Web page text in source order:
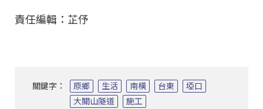
責任編輯：芷伃
關鍵字： 原鄉 生活 南橫 台東
埡口
大關山隧道
施工